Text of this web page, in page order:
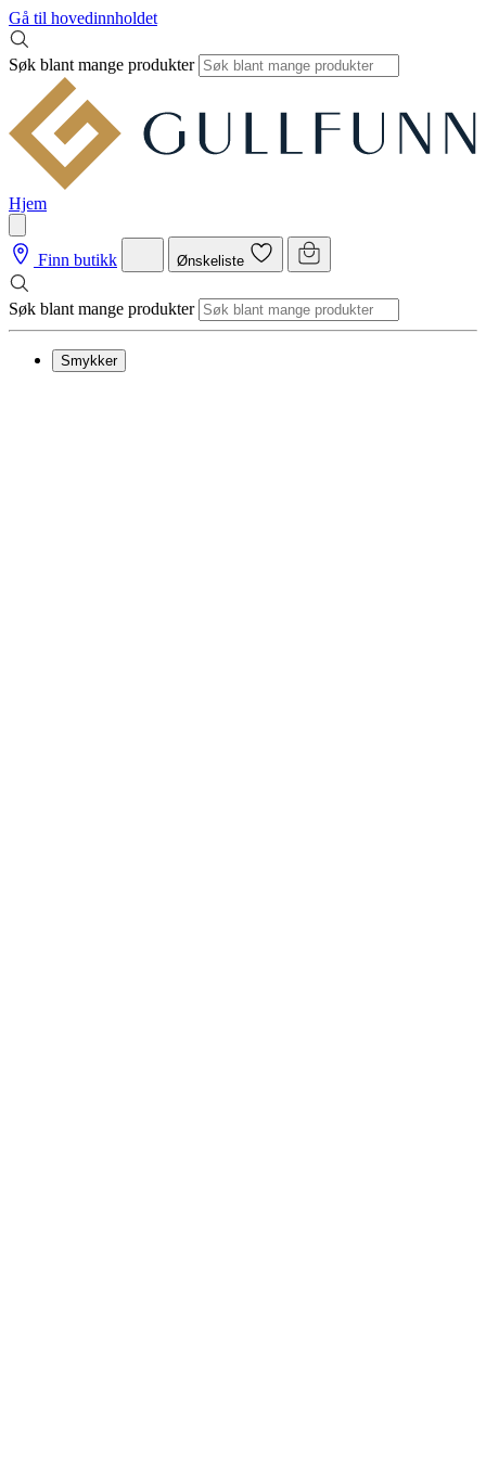
Gå til hovedinnholdet
Søk blant mange produkter
Hjem
Finn butikk Ønskeliste
Søk blant mange produkter
Smykker